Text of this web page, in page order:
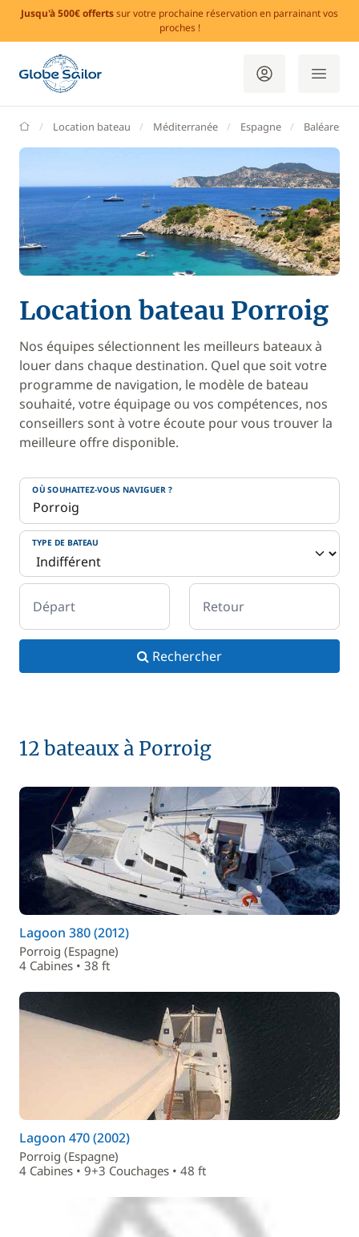
Jusqu'à 500€ offertssur votre prochaine réservation en parrainant vos
proches !
GlobeSailor
Location bateau Méditerranée Espagne Baléares
Location bateau Porroig
Nos équipes sélectionnent les meilleurs bateaux à
louer dans chaque destination. Quel que soit votre
programme de navigation, le modèle de bateau
souhaité, votre équipage ou vos compétences, nos
conseillers sont à votre écoute pour vous trouver la
meilleure offre disponible.
OÙ SOUHAITEZ-VOUS NAVIGUER ?
TYPE DE BATEAU
Départ Retour
Rechercher
12 bateaux à Porroig
Lagoon 380 (2012)
Porroig (Espagne)
4 Cabines • 38 ft
Lagoon 470 (2002)
Porroig (Espagne)
4 Cabines • 9+3 Couchages • 48 ft